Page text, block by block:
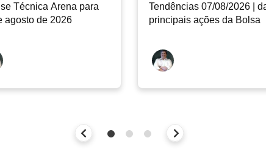
Técnica Arena para
agosto de 2026
Tendências 07/08/2026 |
principais ações da Bolsa